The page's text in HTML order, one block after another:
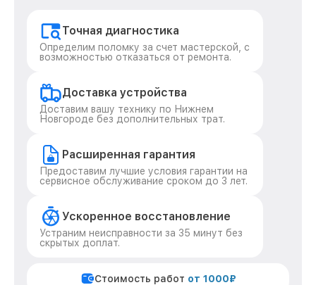
Точная диагностика
Определим поломку за счет мастерской, с
возможностью отказаться от ремонта.
Доставка устройства
Доставим вашу технику по Нижнем
Новгороде без дополнительных трат.
Расширенная гарантия
Предоставим лучшие условия гарантии на
сервисное обслуживание сроком до 3 лет.
Ускоренное восстановление
Устраним неисправности за 35 минут без
скрытых доплат.
Стоимость работ от 1000₽